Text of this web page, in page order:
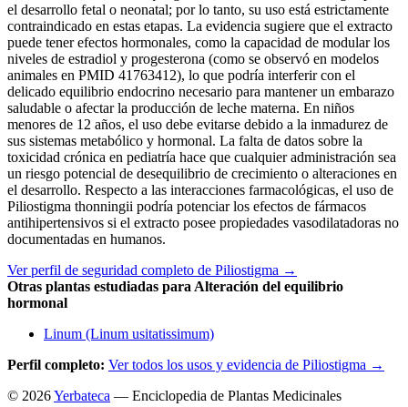
el desarrollo fetal o neonatal; por lo tanto, su uso está estrictamente
contraindicado en estas etapas. La evidencia sugiere que el extracto
puede tener efectos hormonales, como la capacidad de modular los
niveles de estradiol y progesterona (como se observó en modelos
animales en PMID 41763412), lo que podría interferir con el
delicado equilibrio endocrino necesario para mantener un embarazo
saludable o afectar la producción de leche materna. En niños
menores de 12 años, el uso debe evitarse debido a la inmadurez de
sus sistemas metabólico y hormonal. La falta de datos sobre la
toxicidad crónica en pediatría hace que cualquier administración sea
un riesgo potencial de desequilibrio de crecimiento o alteraciones en
el desarrollo. Respecto a las interacciones farmacológicas, el uso de
Piliostigma thonningii podría potenciar los efectos de fármacos
antihipertensivos si el extracto posee propiedades vasodilatadoras no
documentadas en humanos.
Ver perfil de seguridad completo de Piliostigma →
Otras plantas estudiadas para Alteración del equilibrio
hormonal
Linum (Linum usitatissimum)
Perfil completo: Ver todos los usos y evidencia de Piliostigma →
© 2026Yerbateca — Enciclopedia de Plantas Medicinales